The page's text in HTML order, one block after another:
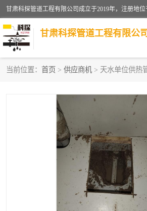
甘肃科探管道工程有限公司
当前位置： 首页 > 供应商机 > 天水单位供热
漏水检查维修 消防
供热管道漏水 排水
自来水管漏水 管道
高压车疏通清淤